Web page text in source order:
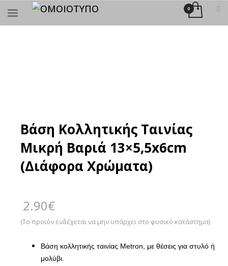
ΑΝΑΖΉΤΗΣΗ
Βάση Κολλητικής Ταινίας
Μικρή Βαριά 13×5,5x6cm
(Διάφορα Χρώματα)
2.90€
(Το προϊόν ενδέχεται να μην υπάρχει στο φυσικό κατάστημα)
Βάση κολλητικής ταινίας Metron, με θέσεις για στυλό ή
μολύβι.